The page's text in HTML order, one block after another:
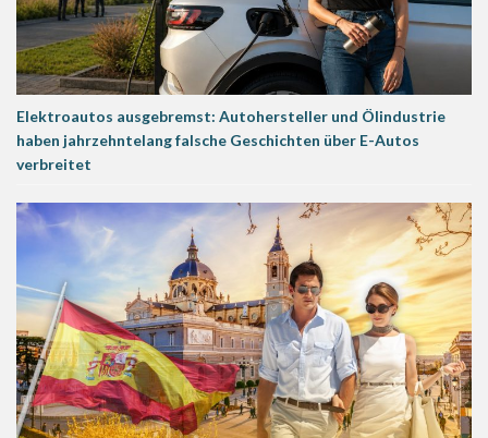
Elektroautos ausgebremst: Autohersteller und Ölindustrie
haben jahrzehntelang falsche Geschichten über E-Autos
verbreitet